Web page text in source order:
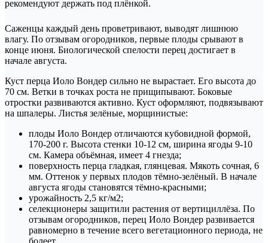
рекомендуют держать под плёнкой.
Саженцы каждый день проветривают, выводят лишнюю
влагу. По отзывам огородников, первые плоды срывают в
конце июня. Биологической спелости перец достигает в
начале августа.
Куст перца Иоло Вондер сильно не вырастает. Его высота до
70 см. Ветки в точках роста не прищипывают. Боковые
отростки развиваются активно. Куст оформляют, подвязывают
на шпалеры. Листья зелёные, морщинистые:
плоды Иоло Вондер отличаются кубовидной формой,
170-200 г. Высота стенки 10-12 см, ширина ягоды 9-10
см. Камера объёмная, имеет 4 гнезда;
поверхность перца гладкая, глянцевая. Мякоть сочная, 6
мм. Оттенок у первых плодов тёмно-зелёный. В начале
августа ягоды становятся тёмно-красными;
урожайность 2,5 кг/м2;
селекционеры защитили растения от вертициллёза. По
отзывам огородников, перец Иоло Вондер развивается
равномерно в течение всего вегетационного периода, не
болеет.